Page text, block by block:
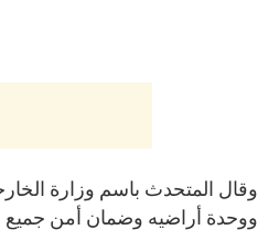
وقال المتحدث باسم وزارة
ووحدة أراضيه وضمان أمن جميع